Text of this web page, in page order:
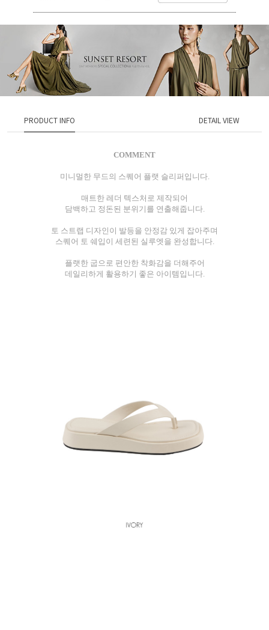
PRODUCT INFO DETAIL VIEW
COMMENT
미니멀한 무드의 스퀘어 플랫 슬리퍼입니다.
매트한 레더 텍스처로 제작되어
담백하고 정돈된 분위기를 연출해줍니다.
토 스트랩 디자인이 발등을 안정감 있게 잡아주며
스퀘어 토 쉐입이 세련된 실루엣을 완성합니다.
플랫한 굽으로 편안한 착화감을 더해주어
데일리하게 활용하기 좋은 아이템입니다.